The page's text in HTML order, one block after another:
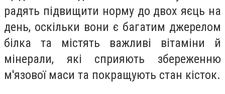
радять підвищити норму до двох яєць на
день, оскільки вони є багатим джерелом
білка та містять важливі вітаміни й
мінерали, які сприяють збереженню
м'язової маси та покращують стан кісток.